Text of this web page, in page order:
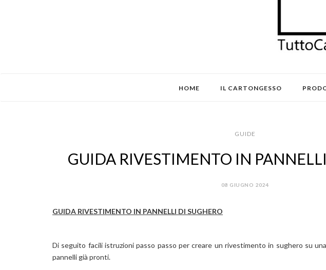
HOME IL CARTONGESSO
GUIDE
GUIDA RIVESTIMENTO IN
08 GIUGNO 2024
GUIDA RIVESTIMENTO IN PANNELLI DI SUGHERO
Di seguito facili istruzioni passo passo per creare un rivestimento in sughero su
pannelli già pronti.